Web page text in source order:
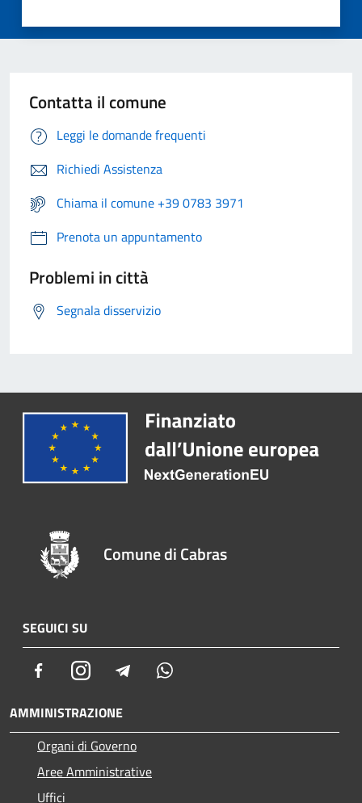
Contatta il comune
Leggi le domande frequenti
Richiedi Assistenza
Chiama il comune +39 0783 3971
Prenota un appuntamento
Problemi in città
Segnala disservizio
Comune di Cabras
SEGUICI SU
FacebookInstagram Telegram
AMMINISTRAZIONE
Organi di Governo
Aree Amministrative
Uffici